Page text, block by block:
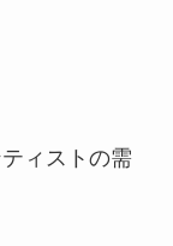
ィストの需